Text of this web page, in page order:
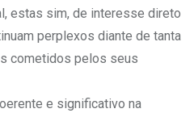
estas sim, de interesse direto
perplexos diante de tanta
cometidos pelos seus
e significativo na